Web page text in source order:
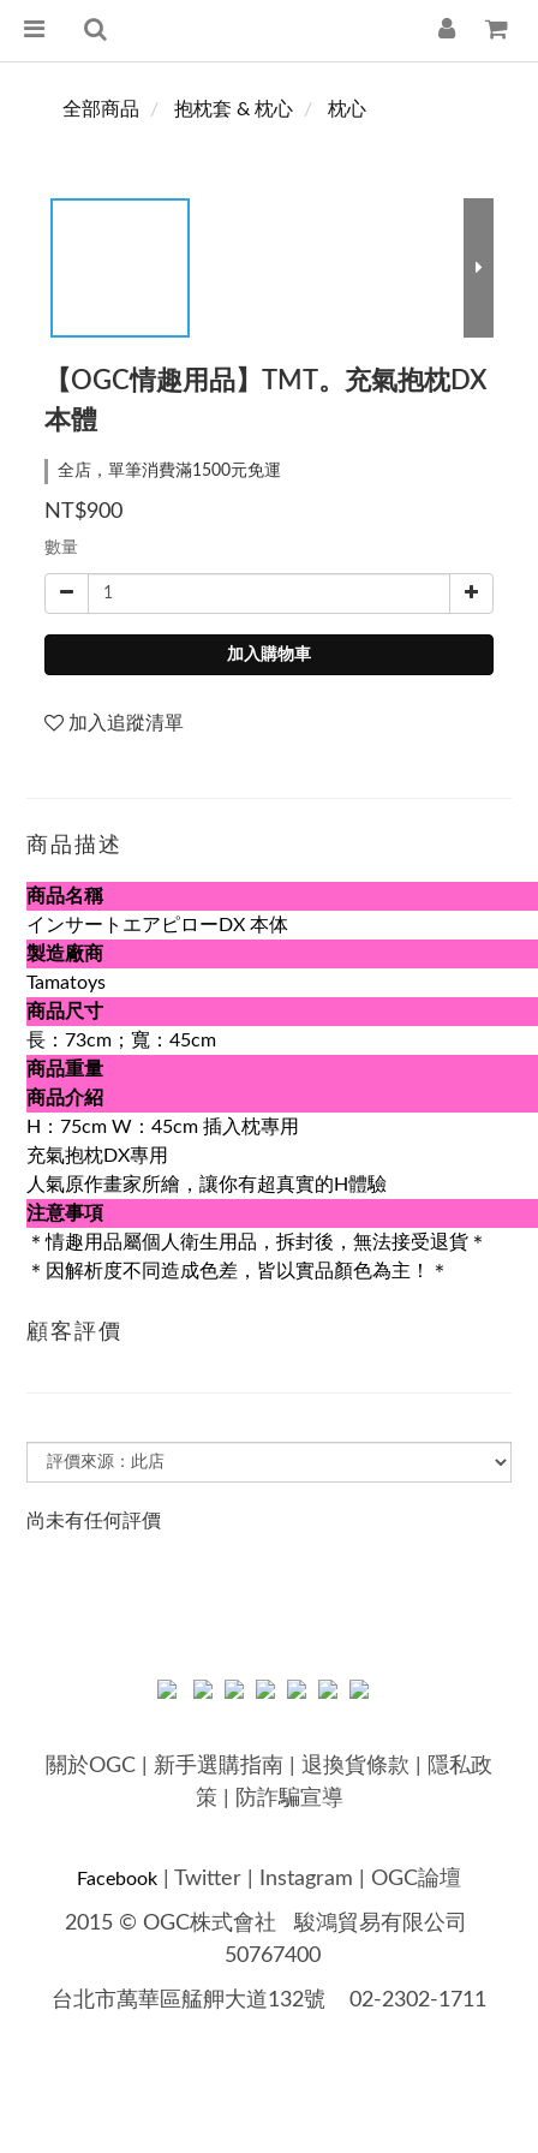
全部商品 抱枕套 & 枕心 枕心
【OGC情趣用品】TMT。充氣抱枕DX
本體
全店，單筆消費滿1500元免運
NT$900
數量
加入購物車
加入追蹤清單
商品描述
商品名稱
インサートエアピローDX 本体
製造廠商
Tamatoys
商品尺寸
長：73cm；寬：45cm
商品重量
商品介紹
H：75cm W：45cm 插入枕專用
充氣抱枕DX專用
人氣原作畫家所繪，讓你有超真實的H體驗
注意事項
＊情趣用品屬個人衛生用品，拆封後，無法接受退貨＊
＊因解析度不同造成色差，皆以實品顏色為主！＊
顧客評價
尚未有任何評價
關於OGC 新手選購指南 退換貨條款
隱私政
策
防詐騙宣導
Facebook Twitter Instagram OGC論壇
2015 © OGC株式會社駿鴻貿易有限公司
50767400
台北市萬華區艋舺大道132號 02-2302-1711